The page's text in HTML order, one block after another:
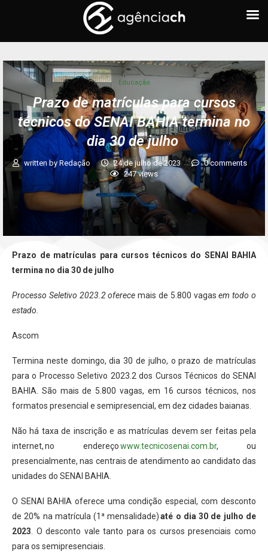
Educação
Prazo de matrículas para cursos
técnicos do SENAI BAHIA termina no
dia 30 de julho
written by Redação 24 de julho de 2023
0 comments
247views
Prazo de matrículas para cursos técnicos do SENAI BAHIA
termina no dia 30 de julho
Processo Seletivo 2023.2 oferecemais de 5.800 vagas em todo o
estado.
Ascom
Termina neste domingo, dia 30 de julho, o prazo de matrículas
para o Processo Seletivo 2023.2 dos Cursos Técnicos do SENAI
BAHIA. São mais de 5.800 vagas, em 16 cursos técnicos, nos
formatos presencial e semipresencial, em dez cidades baianas.
Não há taxa de inscrição e as matrículas devem ser feitas pela
internet, no endereçowww.tecnicosenai.com.br, ou
presencialmente, nas centrais de atendimento ao candidato das
unidades do SENAI BAHIA.
O SENAI BAHIA oferece uma condição especial, com desconto
de 20% na matrícula (1ª mensalidade)até o dia 30 de julho de
2023 . O desconto vale tanto para os cursos presenciais como
para os semipresenciais.